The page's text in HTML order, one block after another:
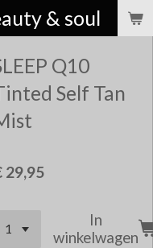
& soul
Q10
Self Tan
29,95
In
winkelwagen